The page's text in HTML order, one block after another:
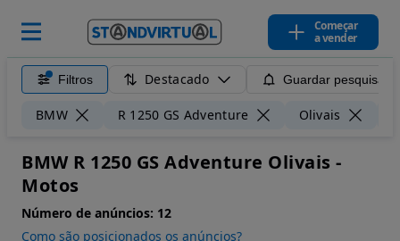
Começar
a vender
Filtros Destacado Guardar pesquisa
BMW R 1250 GS Adventure Olivais
BMW R 1250 GS Adventure Olivais -
Motos
Número de anúncios: 12
Como são posicionados os anúncios?